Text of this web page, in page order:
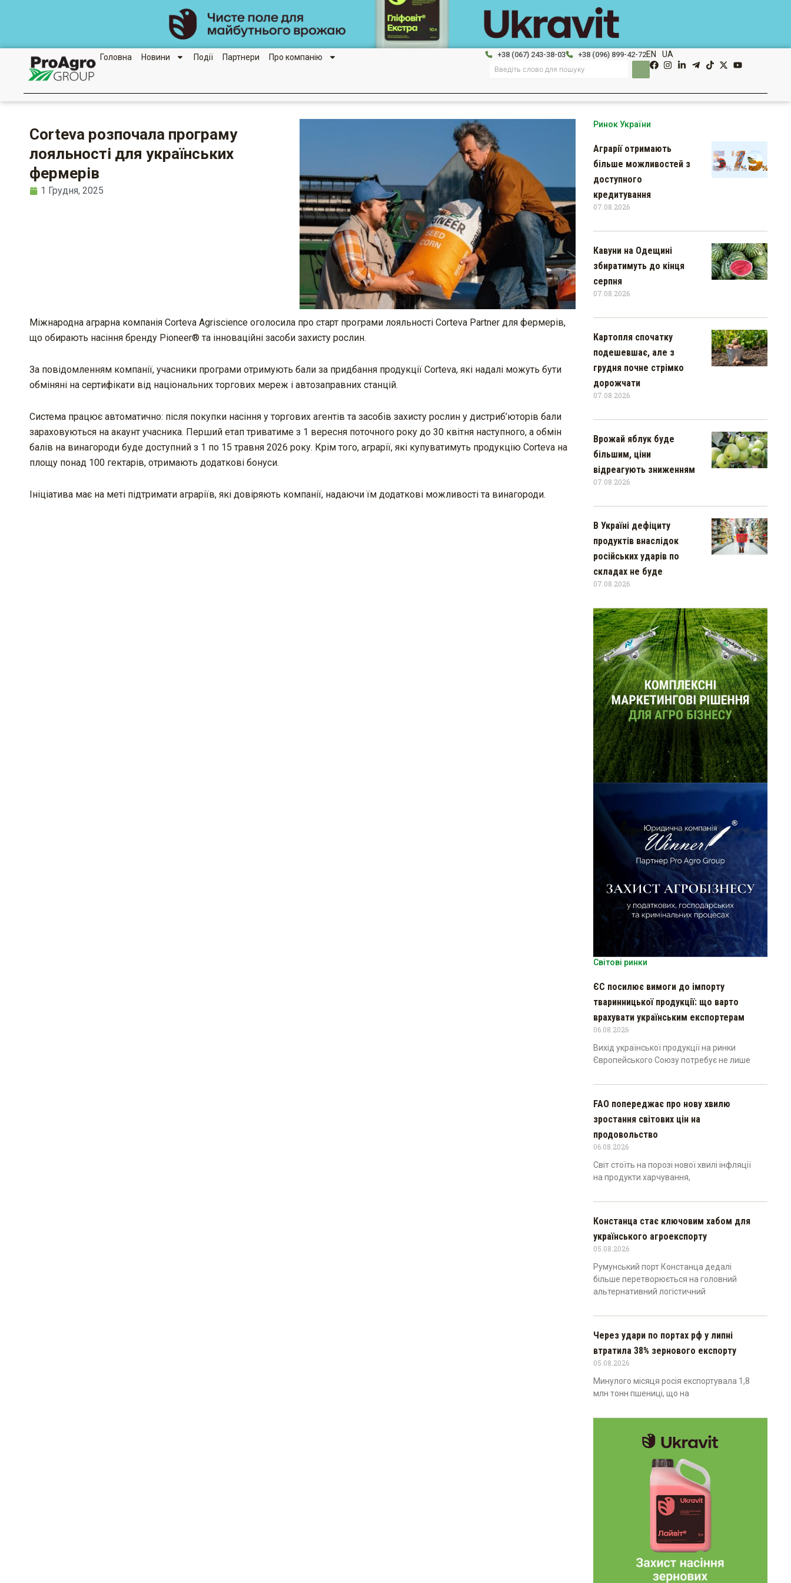
Головна Новини Події Партнери Про компанію +38 (067) 243-38-03 +38 (096) 899-42-72EN UA
Search
Corteva розпочала програму
лояльності для українських
фермерів
1 Грудня, 2025
Міжнародна аграрна компанія Corteva Agriscience оголосила про старт програми лояльності Corteva Partner для фермерів,
що обирають насіння бренду Pioneer® та інноваційні засоби захисту рослин.
За повідомленням компанії, учасники програми отримують бали за придбання продукції Corteva, які надалі можуть бути
обміняні на сертифікати від національних торгових мереж і автозаправних станцій.
Система працює автоматично: після покупки насіння у торгових агентів та засобів захисту рослин у дистриб’юторів бали
зараховуються на акаунт учасника. Перший етап триватиме з 1 вересня поточного року до 30 квітня наступного, а обмін
балів на винагороди буде доступний з 1 по 15 травня 2026 року. Крім того, аграрії, які купуватимуть продукцію Corteva на
площу понад 100 гектарів, отримають додаткові бонуси.
Ініціатива має на меті підтримати аграріїв, які довіряють компанії, надаючи їм додаткові можливості та винагороди.
Ринок України
Аграрії отримають
більше можливостей з
доступного
кредитування
07.08.2026
Кавуни на Одещині
збиратимуть до кінця
серпня
07.08.2026
Картопля спочатку
подешевшає, але з
грудня почне стрімко
дорожчати
07.08.2026
Врожай яблук буде
більшим, ціни
відреагують зниженням
07.08.2026
В Україні дефіциту
продуктів внаслідок
російських ударів по
складах не буде
07.08.2026
Світові ринки
ЄС посилює вимоги до імпорту
тваринницької продукції: що варто
врахувати українським експортерам
06.08.2026
Вихід української продукції на ринки
Європейського Союзу потребує не лише
FAO попереджає про нову хвилю
зростання світових цін на
продовольство
06.08.2026
Світ стоїть на порозі нової хвилі інфляції
на продукти харчування,
Констанца стає ключовим хабом для
українського агроекспорту
05.08.2026
Румунський порт Констанца дедалі
більше перетворюється на головний
альтернативний логістичний
Через удари по портах рф у липні
втратила 38% зернового експорту
05.08.2026
Минулого місяця росія експортувала 1,8
млн тонн пшениці, що на